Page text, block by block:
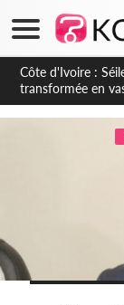
Côte d'Ivoire :
transformée en
dépigmentants